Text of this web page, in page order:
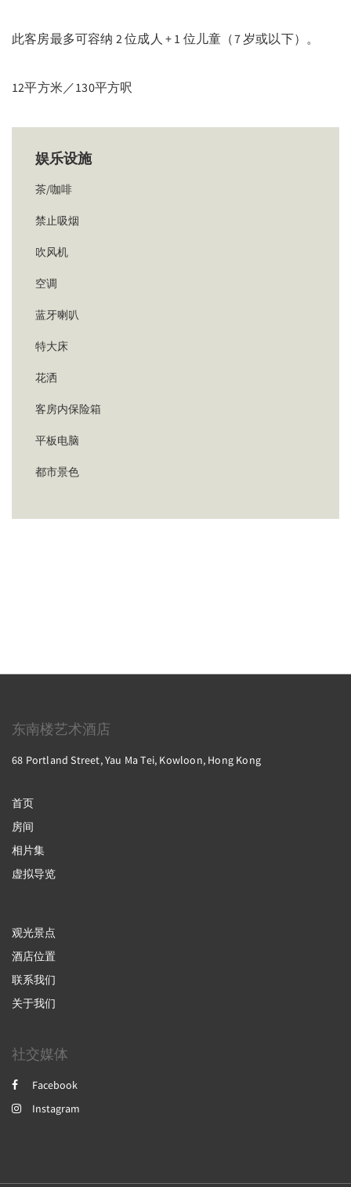
此客房最多可容纳 2 位成人 + 1 位儿童（7 岁或以下）。
12平方米／130平方呎
娱乐设施
茶/咖啡
禁止吸烟
吹风机
空调
蓝牙喇叭
特大床
花洒
客房内保险箱
平板电脑
都市景色
东南楼艺术酒店
68 Portland Street, Yau Ma Tei, Kowloon, Hong Kong
首页
房间
相片集
虚拟导览
观光景点
酒店位置
联系我们
关于我们
社交媒体
Facebook
Instagram